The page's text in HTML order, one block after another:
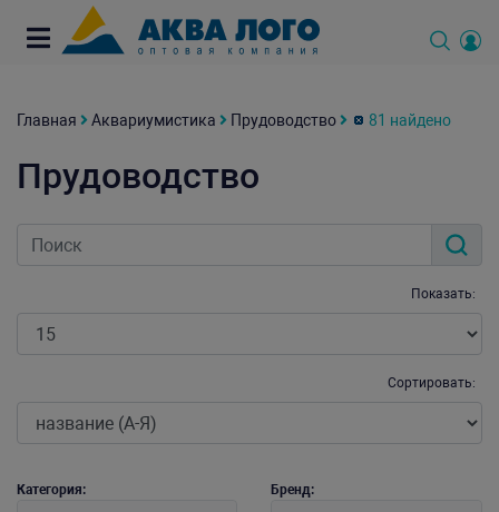
Главная Аквариумистика Прудоводство 81 найдено
Прудоводство
Показать:
Сортировать:
Категория: Бренд: